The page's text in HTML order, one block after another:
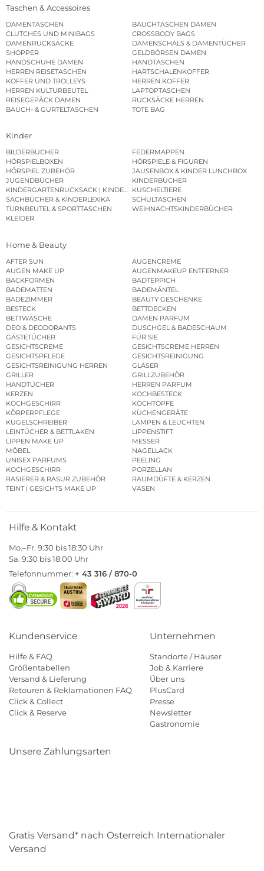
Taschen & Accessoires
DAMENTASCHEN
BAUCHTASCHEN DAMEN
CLUTCHES UND MINIBAGS
CROSSBODY BAGS
DAMENRUCKSÄCKE
DAMENSCHALS & DAMENTÜCHER
SHOPPER
GELDBÖRSEN DAMEN
HANDSCHUHE DAMEN
HANDTASCHEN
HERREN REISETASCHEN
HARTSCHALENKOFFER
KOFFER UND TROLLEYS
HERREN KOFFER
HERREN KULTURBEUTEL
LAPTOPTASCHEN
REISEGEPÄCK DAMEN
RUCKSÄCKE HERREN
BAUCH- & GÜRTELTASCHEN
TOTE BAG
Kinder
BILDERBÜCHER
FEDERMAPPEN
HÖRSPIELBOXEN
HÖRSPIELE & FIGUREN
HÖRSPIEL ZUBEHÖR
JAUSENBOX & KINDER LUNCHBOX
JUGENDBÜCHER
KINDERBÜCHER
KINDERGARTENRUCKSACK | KINDERGARTENBEUTEL
KUSCHELTIERE
SACHBÜCHER & KINDERLEXIKA
SCHULTASCHEN
TURNBEUTEL & SPORTTASCHEN
WEIHNACHTSKINDERBÜCHER
KLEIDER
Home & Beauty
AFTER SUN
AUGENCREME
AUGEN MAKE UP
AUGENMAKEUP ENTFERNER
BACKFORMEN
BADTEPPICH
BADEMATTEN
BADEMÄNTEL
BADEZIMMER
BEAUTY GESCHENKE
BESTECK
BETTDECKEN
BETTWÄSCHE
DAMEN PARFUM
DEO & DEODORANTS
DUSCHGEL & BADESCHAUM
GÄSTETÜCHER
FÜR SIE
GESICHTSCREME
GESICHTSCREME HERREN
GESICHTSPFLEGE
GESICHTSREINIGUNG
GESICHTSREINIGUNG HERREN
GLÄSER
GRILLER
GRILLZUBEHÖR
HANDTÜCHER
HERREN PARFUM
KERZEN
KOCHBESTECK
KOCHGESCHIRR
KOCHTÖPFE
KÖRPERPFLEGE
KÜCHENGERÄTE
KUGELSCHREIBER
LAMPEN & LEUCHTEN
LEINTÜCHER & BETTLAKEN
LIPPENSTIFT
LIPPEN MAKE UP
MESSER
MÖBEL
NAGELLACK
UNISEX PARFUMS
PEELING
KOCHGESCHIRR
PORZELLAN
RASIERER & RASUR ZUBEHÖR
RAUMDÜFTE & KERZEN
TEINT | GESICHTS MAKE UP
VASEN
Hilfe & Kontakt
Mo.–Fr. 9:30 bis 18:30 Uhr
Sa. 9:30 bis 18:00 Uhr
Telefonnummer: + 43 316 / 870-0
Kundenservice
Hilfe & FAQ
Größentabellen
Versand & Lieferung
Retouren & Reklamationen FAQ
Click & Collect
Click & Reserve
Unternehmen
Standorte / Häuser
Job & Karriere
Über uns
PlusCard
Presse
Newsletter
Gastronomie
Unsere Zahlungsarten
Gratis Versand* nach Österreich Internationaler
Versand